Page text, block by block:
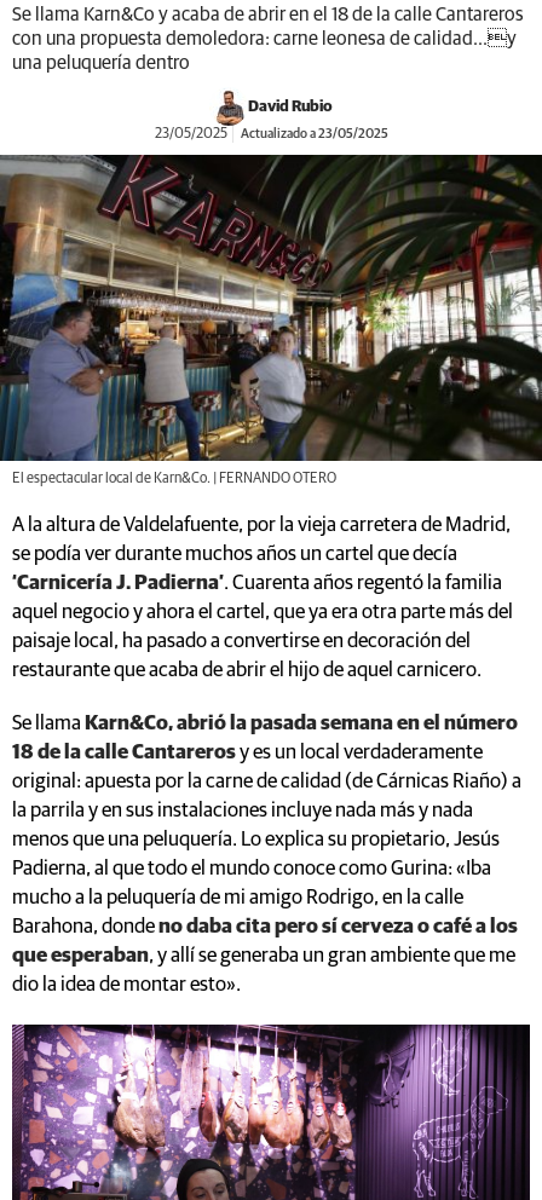
Se llama Karn&Co y acaba de abrir en el 18 de la calle Cantareros
con una propuesta demoledora: carne leonesa de calidad...y
una peluquería dentro
David Rubio
23/05/2025 Actualizado a 23/05/2025
El espectacular local de Karn&Co. | FERNANDO OTERO
A la altura de Valdelafuente, por la vieja carretera de Madrid,
se podía ver durante muchos años un cartel que decía
‘Carnicería J. Padierna’. Cuarenta años regentó la familia
aquel negocio y ahora el cartel, que ya era otra parte más del
paisaje local, ha pasado a convertirse en decoración del
restaurante que acaba de abrir el hijo de aquel carnicero.
Se llama Karn&Co, abrió la pasada semana en el número
18 de la calle Cantarerosy es un local verdaderamente
original: apuesta por la carne de calidad (de Cárnicas Riaño) a
la parrila y en sus instalaciones incluye nada más y nada
menos que una peluquería. Lo explica su propietario, Jesús
Padierna, al que todo el mundo conoce como Gurina: «Iba
mucho a la peluquería de mi amigo Rodrigo, en la calle
Barahona, dondeno daba cita pero sí cerveza o café a los
que esperaban, y allí se generaba un gran ambiente que me
dio la idea de montar esto».